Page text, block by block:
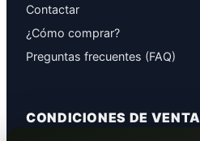
Contactar
¿Cómo comprar?
Preguntas frecuentes (FAQ)
CONDICIONES DE VENTA